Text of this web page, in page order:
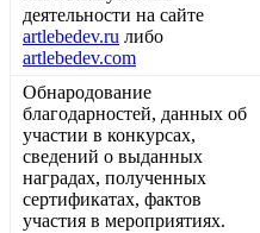
деятельности на сайте
artlebedev.ru либо
artlebedev.com
Обнародование
благодарностей, данных об
участии в конкурсах,
сведений о выданных
наградах, полученных
сертификатах, фактов
участия в мероприятиях.